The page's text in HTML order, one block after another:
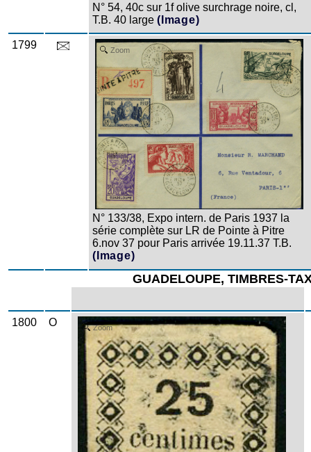
N° 54, 40c sur 1f olive surchrage noire, cl,
T.B. 40 large (Image)
1799 Zoom
N° 133/38, Expo intern. de Paris 1937 la
série complète sur LR de Pointe à Pitre
6.nov 37 pour Paris arrivée 19.11.37 T.B.
(Image)
GUADELOUPE, TIMBRES-
1800 O Zoom